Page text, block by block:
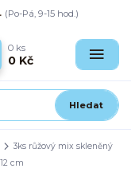
Hledat
(Po-Pá, 9-15 hod.)
0 ks
0 Kč
3ks růžový mix skleněný
cm